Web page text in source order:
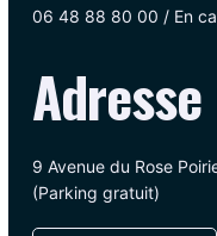
06 48 88 80 00 / En
9 Avenue du Rose
(Parking gratuit)